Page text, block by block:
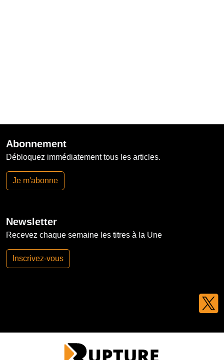
Abonnement
Débloquez immédiatement tous les articles.
Je m'abonne
Newsletter
Recevez chaque semaine les titres à la Une
Inscrivez-vous